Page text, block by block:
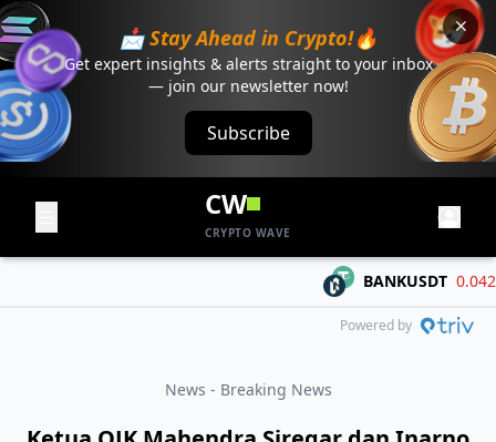
📩 Stay Ahead in Crypto!🔥
Get expert insights & alerts straight to your inbox
— join our newsletter now!
Subscribe
CW
CRYPTO WAVE
BANKUSDT 0.04225
Powered by
News - Breaking News